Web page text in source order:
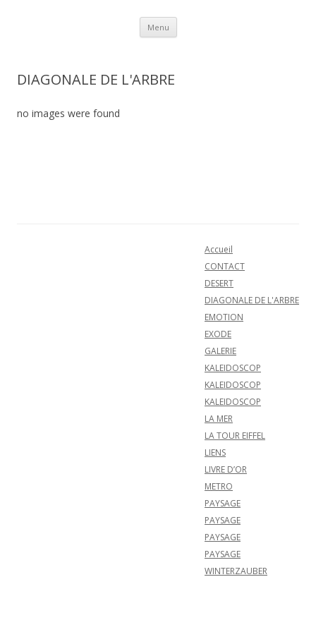
Menu Aller au contenu
DIAGONALE DE L'ARBRE
no images were found
Accueil
CONTACT
DESERT
DIAGONALE DE L'ARBRE
EMOTION
EXODE
GALERIE
KALEIDOSCOP
KALEIDOSCOP
KALEIDOSCOP
LA MER
LA TOUR EIFFEL
LIENS
LIVRE D’OR
METRO
PAYSAGE
PAYSAGE
PAYSAGE
PAYSAGE
WINTERZAUBER